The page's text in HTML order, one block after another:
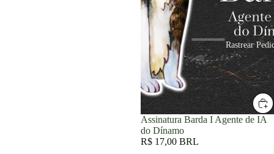
Rastrear
Assinatura Barda I Agente de IA
do Dínamo
R$ 17,00 BRL